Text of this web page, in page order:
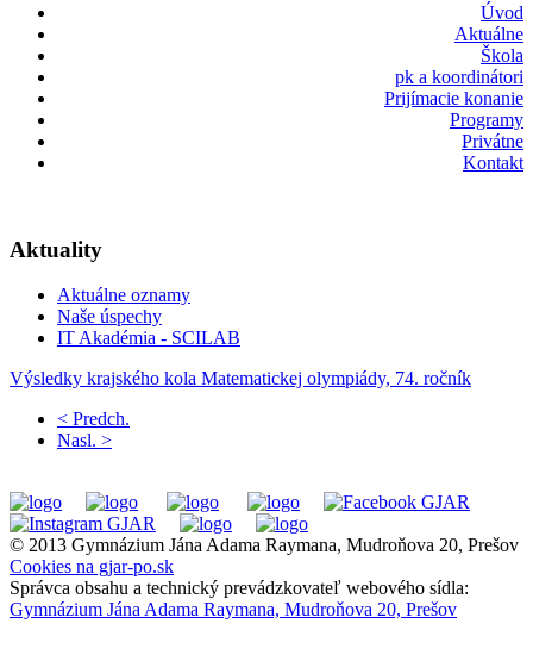
Úvod
Aktuálne
Škola
pk a koordinátori
Prijímacie konanie
Programy
Privátne
Kontakt
Aktuality
Aktuálne oznamy
Naše úspechy
IT Akadémia - SCILAB
Výsledky krajského kola Matematickej olympiády, 74. ročník
< Predch.
Nasl. >
© 2013 Gymnázium Jána Adama Raymana, Mudroňova 20, Prešov
Cookies na gjar-po.sk
Správca obsahu a technický prevádzkovateľ webového sídla:
Gymnázium Jána Adama Raymana, Mudroňova 20, Prešov